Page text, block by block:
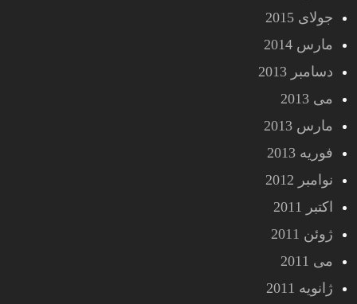
جولای 2015
مارس 2014
دسامبر 2013
می 2013
مارس 2013
فوریه 2013
نوامبر 2012
اکتبر 2011
ژوئن 2011
می 2011
ژانویه 2011